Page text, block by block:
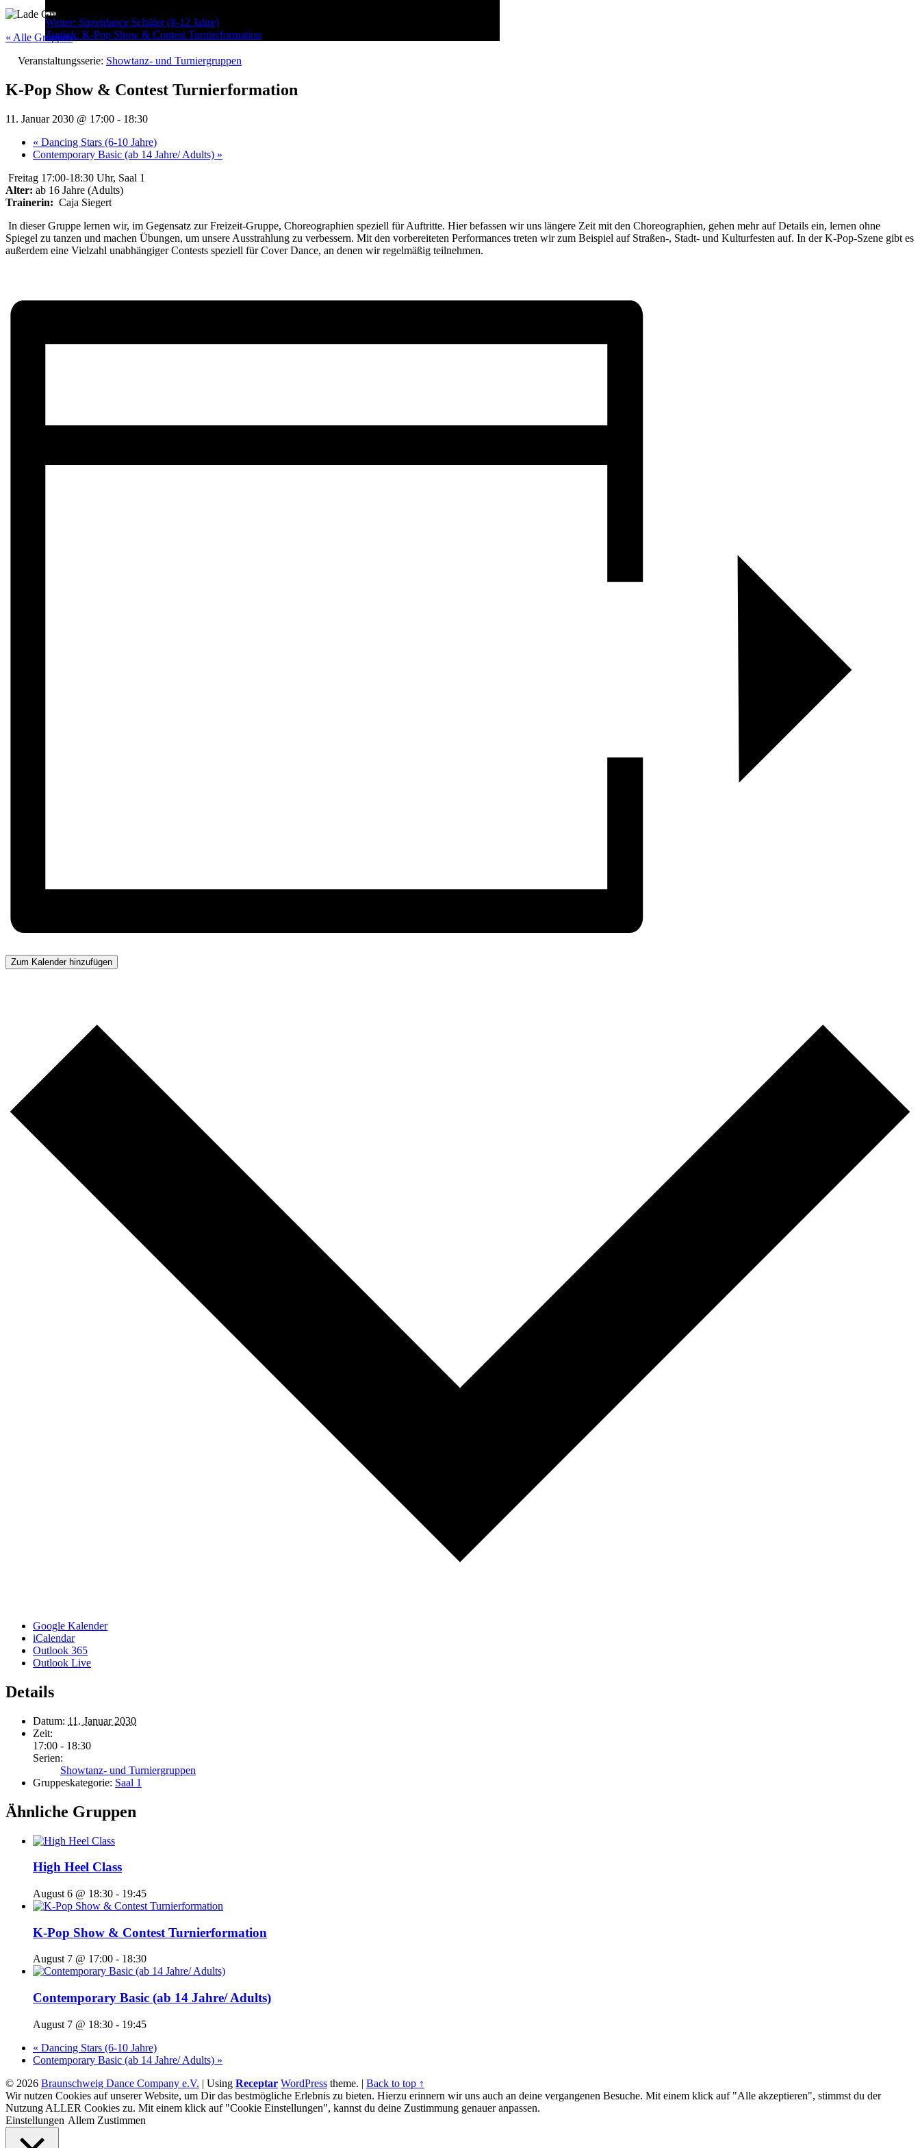
Menu
Post
navigation
Weiter: Streetdance Schüler (8-12 Jahre)
Zurück: K-Pop Show & Contest Turnierformation
« Alle Gruppen
Veranstaltungsserie: Showtanz- und Turniergruppen
K-Pop Show & Contest Turnierformation
11. Januar 2030 @ 17:00 - 18:30
« Dancing Stars (6-10 Jahre)
Contemporary Basic (ab 14 Jahre/ Adults) »
Freitag 17:00-18:30 Uhr, Saal 1
Alter: ab 16 Jahre (Adults)
Trainerin: Caja Siegert
In dieser Gruppe lernen wir, im Gegensatz zur Freizeit-Gruppe, Choreographien speziell für Auftritte. Hier befassen wir uns längere Zeit mit den Choreographien, gehen mehr auf Details ein, lernen ohne
Spiegel zu tanzen und machen Übungen, um unsere Ausstrahlung zu verbessern. Mit den vorbereiteten Performances treten wir zum Beispiel auf Straßen-, Stadt- und Kulturfesten auf. In der K-Pop-Szene gibt es
außerdem eine Vielzahl unabhängiger Contests speziell für Cover Dance, an denen wir regelmäßig teilnehmen.
Zum Kalender hinzufügen
Google Kalender
iCalendar
Outlook 365
Outlook Live
Details
Datum: 11. Januar 2030
Zeit:
17:00 - 18:30
Serien:
Showtanz- und Turniergruppen
Gruppeskategorie: Saal 1
Ähnliche Gruppen
High Heel Class
August 6 @ 18:30 - 19:45
K-Pop Show & Contest Turnierformation
August 7 @ 17:00 - 18:30
Contemporary Basic (ab 14 Jahre/ Adults)
August 7 @ 18:30 - 19:45
« Dancing Stars (6-10 Jahre)
Contemporary Basic (ab 14 Jahre/ Adults) »
© 2026 Braunschweig Dance Company e.V. | Using Receptar WordPress theme. | Back to top ↑
Wir nutzen Cookies auf unserer Website, um Dir das bestmögliche Erlebnis zu bieten. Hierzu erinnern wir uns auch an deine vergangenen Besuche. Mit einem klick auf "Alle akzeptieren", stimmst du der
Nutzung ALLER Cookies zu. Mit einem klick auf "Cookie Einstellungen", kannst du deine Zustimmung genauer anpassen.
Einstellungen Allem Zustimmen